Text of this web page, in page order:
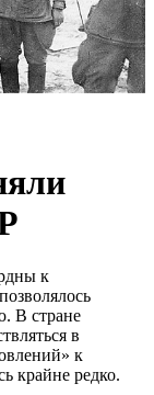
к
В стране
в
к
крайне редко.